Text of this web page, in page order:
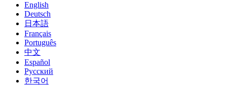
English
Deutsch
日本語
Français
Português
中文
Español
Русский
한국어